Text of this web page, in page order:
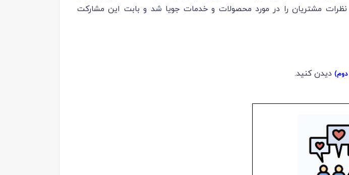
نظرات مشتریان را در مورد محصولات و خدمات جویا شد و بابت این مشارکت
دوم) دیدن کنید.